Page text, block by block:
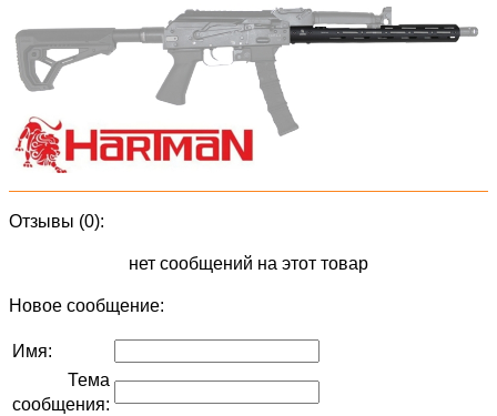
Отзывы (0):
нет сообщений на этот товар
Новое сообщение:
Имя:
Тема
сообщения: